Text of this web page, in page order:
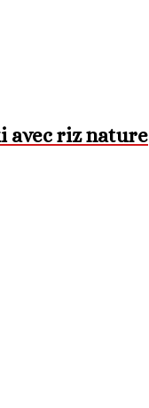
avec riz nature